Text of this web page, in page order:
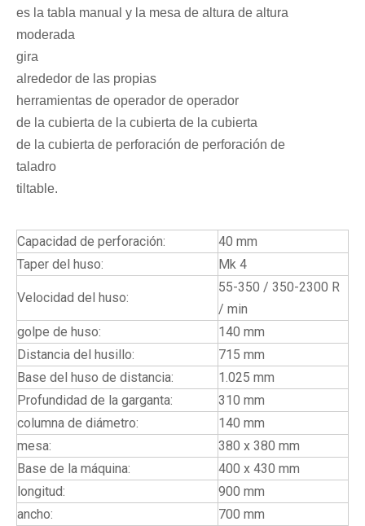
es la tabla manual y la mesa de altura de altura
moderada
gira
alrededor de las propias
herramientas de operador de operador
de la cubierta de la cubierta de la cubierta
de la cubierta de perforación de perforación de
taladro
tiltable.
Capacidad de perforación:
40 mm
Taper del huso:
Mk 4
Velocidad del huso:
55-350 / 350-2300 R
/ min
golpe de huso:
140 mm
Distancia del husillo:
715 mm
Base del huso de distancia:
1.025 mm
Profundidad de la garganta:
310 mm
columna de diámetro:
140 mm
mesa:
380 x 380 mm
Base de la máquina:
400 x 430 mm
longitud:
900 mm
ancho:
700 mm